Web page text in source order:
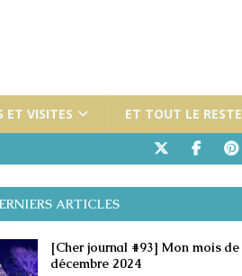
ET VISITES ET TOUT LE RESTE
ARTICLES
[Cher journal #93] Mon mois de
décembre 2024